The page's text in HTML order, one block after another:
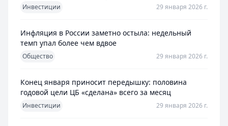
Инвестиции 29 января 2026 г.
Инфляция в России заметно остыла: недельный
темп упал более чем вдвое
Общество 29 января 2026 г.
Конец января приносит передышку: половина
годовой цели ЦБ «сделана» всего за месяц
Инвестиции 29 января 2026 г.